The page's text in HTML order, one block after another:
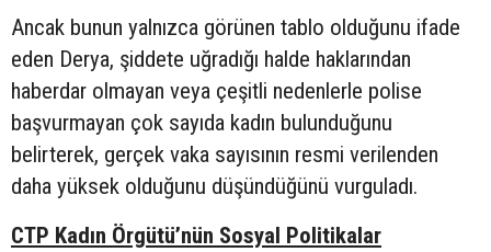
Ancak bunun yalnızca görünen tablo olduğunu ifade
eden Derya, şiddete uğradığı halde haklarından
haberdar olmayan veya çeşitli nedenlerle polise
başvurmayan çok sayıda kadın bulunduğunu
belirterek, gerçek vaka sayısının resmi verilenden
daha yüksek olduğunu düşündüğünü vurguladı.
CTP Kadın Örgütü’nün Sosyal Politikalar